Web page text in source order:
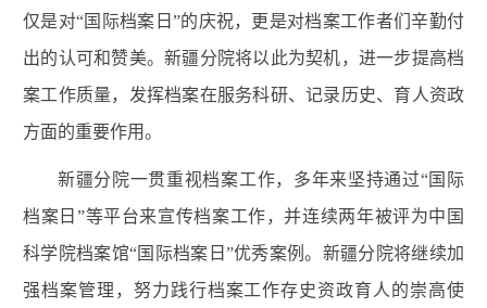
仅是对“国际档案日”的庆祝，更是对档案工作者们辛勤付
出的认可和赞美。新疆分院将以此为契机，进一步提高档
案工作质量，发挥档案在服务科研、记录历史、育人资政
方面的重要作用。
新疆分院一贯重视档案工作，多年来坚持通过“国际
档案日”等平台来宣传档案工作，并连续两年被评为中国
科学院档案馆“国际档案日”优秀案例。新疆分院将继续加
强档案管理，努力践行档案工作存史资政育人的崇高使